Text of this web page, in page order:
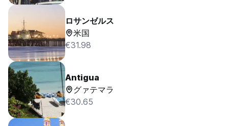
ロサンゼルス
米国
€31.98
Antigua
グァテマラ
€30.65